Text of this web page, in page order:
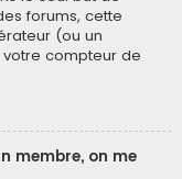
forums, cette
(ou un
compteur de
membre, on me